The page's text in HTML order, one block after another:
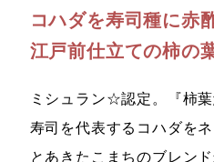
コハダを寿司種に赤
江戸前仕立ての柿の
ミシュラン☆認定。『柿
寿司を代表するコハダを
とあきたこまちのブレン